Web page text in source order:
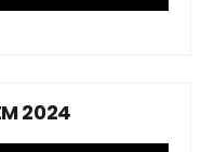
2024